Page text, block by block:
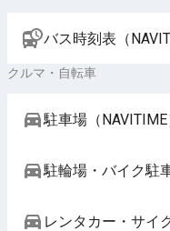
バス時刻表（
クルマ・自転車
駐車場（NAVITIME
駐輪場・バイク駐
レンタカー・サイ